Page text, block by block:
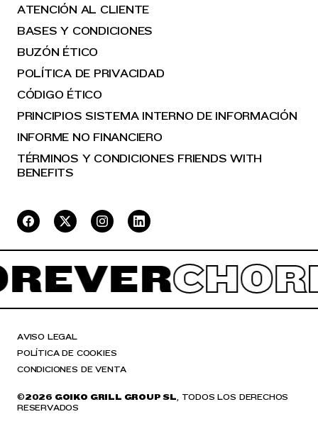
ATENCIÓN AL CLIENTE
BASES Y CONDICIONES
BUZÓN ÉTICO
POLÍTICA DE PRIVACIDAD
CÓDIGO ÉTICO
PRINCIPIOS SISTEMA INTERNO DE INFORMACIÓN
INFORME NO FINANCIERO
TÉRMINOS Y CONDICIONES FRIENDS WITH
BENEFITS
©2026 GOIKO GRILL GROUP SL, TODOS LOS DERECHOS
RESERVADOS
AVISO LEGAL
POLÍTICA DE COOKIES
CONDICIONES DE VENTA